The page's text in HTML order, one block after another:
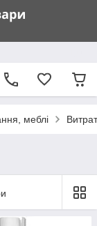
меблі